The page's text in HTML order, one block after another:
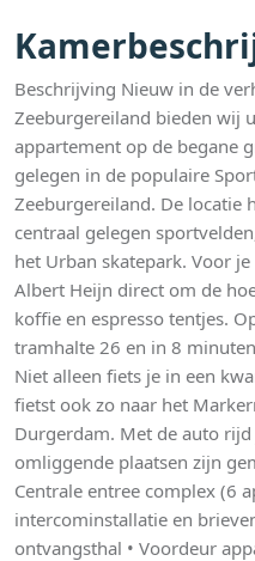
Beschrijving Nieuw in de
Zeeburgereiland bieden wij u
appartement op de begane
gelegen in de populaire
Zeeburgereiland. De locatie
centraal gelegen
het Urban skatepark. Voor
Albert Heijn direct om de
koffie en espresso tentjes.
tramhalte 26 en in 8
Niet alleen fiets je in een
fietst ook zo naar het
Durgerdam. Met de auto
omliggende plaatsen zijn
Centrale entree complex (6
intercominstallatie en
ontvangsthal • Voordeur